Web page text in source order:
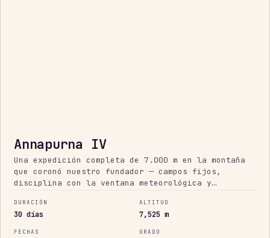
Annapurna IV
Una expedición completa de 7.000 m en la montaña
que coronó nuestro fundador — campos fijos,
disciplina con la ventana meteorológica y
montaña grande y seria.
DURACIÓN
30 días
ALTITUD
7,525 m
FECHAS GRADO